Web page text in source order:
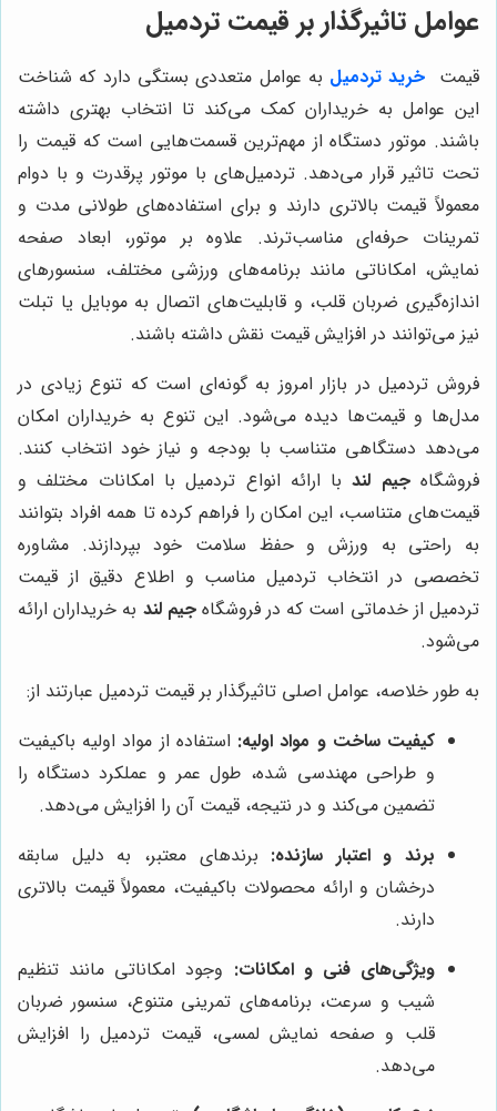
عوامل تاثیرگذار بر قیمت تردمیل
قیمت خرید تردمیل‌ به عوامل متعددی بستگی دارد که شناخت
این عوامل به خریداران کمک می‌کند تا انتخاب بهتری داشته
باشند. موتور دستگاه از مهم‌ترین قسمت‌هایی است که قیمت را
تحت تاثیر قرار می‌دهد. تردمیل‌های با موتور پرقدرت و با دوام
معمولاً قیمت بالاتری دارند و برای استفاده‌های طولانی مدت و
تمرینات حرفه‌ای مناسب‌ترند. علاوه بر موتور، ابعاد صفحه
نمایش، امکاناتی مانند برنامه‌های ورزشی مختلف، سنسورهای
اندازه‌گیری ضربان قلب، و قابلیت‌های اتصال به موبایل یا تبلت
نیز می‌توانند در افزایش قیمت نقش داشته باشند.
فروش تردمیل در بازار امروز به گونه‌ای است که تنوع زیادی در
مدل‌ها و قیمت‌ها دیده می‌شود. این تنوع به خریداران امکان
می‌دهد دستگاهی متناسب با بودجه و نیاز خود انتخاب کنند.
فروشگاهجیم لندبا ارائه انواع تردمیل با امکانات مختلف و
قیمت‌های متناسب، این امکان را فراهم کرده تا همه افراد بتوانند
به راحتی به ورزش و حفظ سلامت خود بپردازند. مشاوره
تخصصی در انتخاب تردمیل مناسب و اطلاع دقیق از قیمت
تردمیل از خدماتی است که در فروشگاهجیم لند به خریداران ارائه
می‌شود.
به طور خلاصه، عوامل اصلی تاثیرگذار بر قیمت تردمیل عبارتند از:
کیفیت ساخت و مواد اولیه: استفاده از مواد اولیه باکیفیت
و طراحی مهندسی شده، طول عمر و عملکرد دستگاه را
تضمین می‌کند و در نتیجه، قیمت آن را افزایش می‌دهد.
برند و اعتبار سازنده: برندهای معتبر، به دلیل سابقه
درخشان و ارائه محصولات باکیفیت، معمولاً قیمت بالاتری
دارند.
ویژگی‌های فنی و امکانات: وجود امکاناتی مانند تنظیم
شیب و سرعت، برنامه‌های تمرینی متنوع، سنسور ضربان
قلب و صفحه نمایش لمسی، قیمت تردمیل را افزایش
می‌دهد.